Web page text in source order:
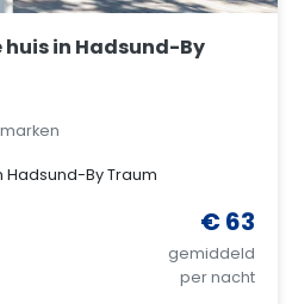
in Hadsund-By
Hadsund-By Traum
€ 63
gemiddeld
per nacht